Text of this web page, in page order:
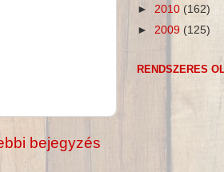
bejegyzés
► 2010 (162)
► 2009 (125)
RENDSZERES